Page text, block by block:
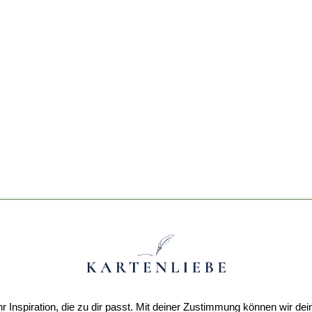
Inspiration, die zu dir passt. Mit deiner Zustimmung können wir